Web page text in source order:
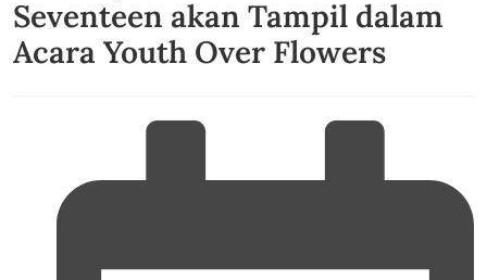
Seventeen akan Tampil dalam
Acara Youth Over Flowers